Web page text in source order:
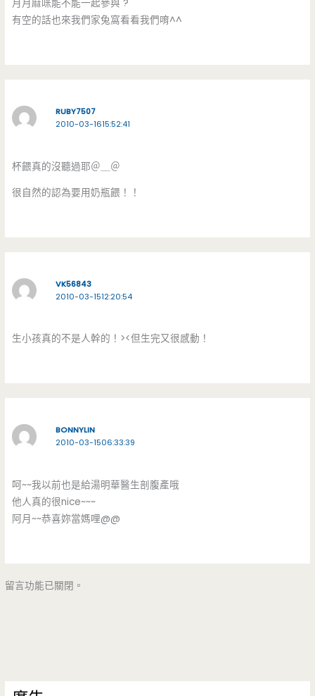
月月麻咪能不能一起參與 ?
有空的話也來我們家兔窩看看我們唷^^
RUBY7507
2010-03-1615:52:41
杯餵真的沒聽過耶＠＿＠
很自然的認為要用奶瓶餵！！
VK56843
2010-03-1512:20:54
生小孩真的不是人幹的！><但生完又很感動！
BONNYLIN
2010-03-1506:33:39
呵~~我以前也是給湯明華醫生剖腹產哦
他人真的很nice~~~
阿月~~恭喜妳當媽哩@@
留言功能已關閉。